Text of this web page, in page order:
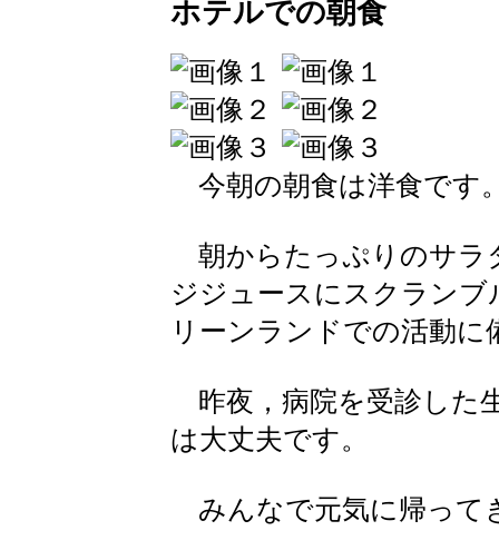
ホテルでの朝食
今朝の朝食は洋食です
朝からたっぷりのサラ
ジジュースにスクラン
リーンランドでの活動に
昨夜，病院を受診した
は大丈夫です。
みんなで元気に帰って